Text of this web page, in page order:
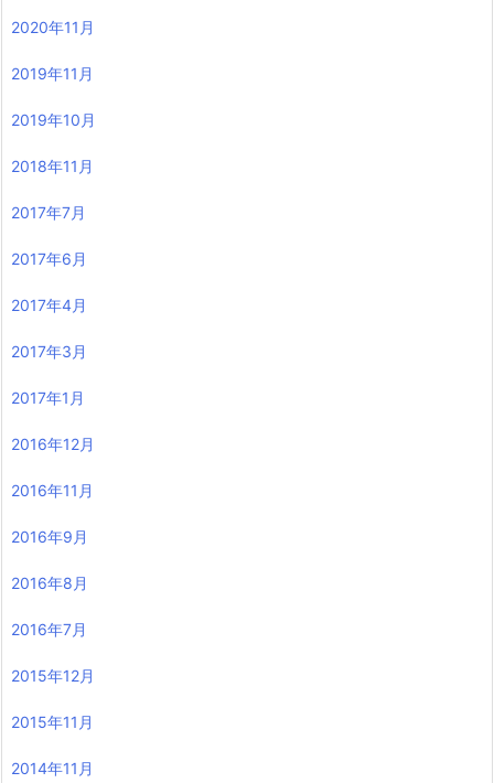
2020年11月
2019年11月
2019年10月
2018年11月
2017年7月
2017年6月
2017年4月
2017年3月
2017年1月
2016年12月
2016年11月
2016年9月
2016年8月
2016年7月
2015年12月
2015年11月
2014年11月